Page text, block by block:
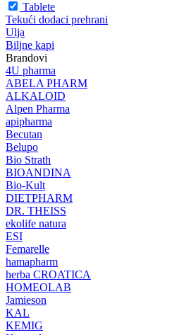
Tablete
Tekući dodaci prehrani
Ulja
Biljne kapi
Brandovi
4U pharma
ABELA PHARM
ALKALOID
Alpen Pharma
apipharma
Becutan
Belupo
Bio Strath
BIOANDINA
Bio-Kult
DIETPHARM
DR. THEISS
ekolife natura
ESI
Femarelle
hamapharm
herba CROATICA
HOMEOLAB
Jamieson
KAL
KEMIG